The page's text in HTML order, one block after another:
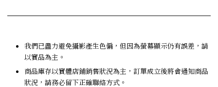
我們已盡力避免攝影產生色偏，但因為螢幕顯示仍有誤差，請
以實品為主。
商品庫存以實體店鋪銷售狀況為主，訂單成立後將會通知商品
狀況，請務必留下正確聯絡方式。